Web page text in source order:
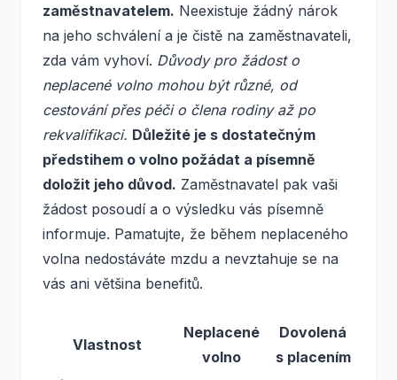
zaměstnavatelem. Neexistuje žádný nárok
na jeho schválení a je čistě na zaměstnavateli,
zda vám vyhoví. Důvody pro žádost o
neplacené volno mohou být různé, od
cestování přes péči o člena rodiny až po
rekvalifikaci. Důležité je s dostatečným
předstihem o volno požádat a písemně
doložit jeho důvod. Zaměstnavatel pak vaši
žádost posoudí a o výsledku vás písemně
informuje. Pamatujte, že během neplaceného
volna nedostáváte mzdu a nevztahuje se na
vás ani většina benefitů.
Vlastnost
Neplacené
volno
Dovolená
s placením